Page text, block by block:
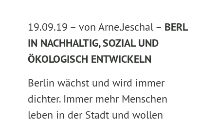
19.09.19 – von Arne.Jeschal – BERL
IN NACHHALTIG, SOZIAL UND
ÖKOLOGISCH ENTWICKELN
Berlin wächst und wird immer
dichter. Immer mehr Menschen
leben in der Stadt und wollen